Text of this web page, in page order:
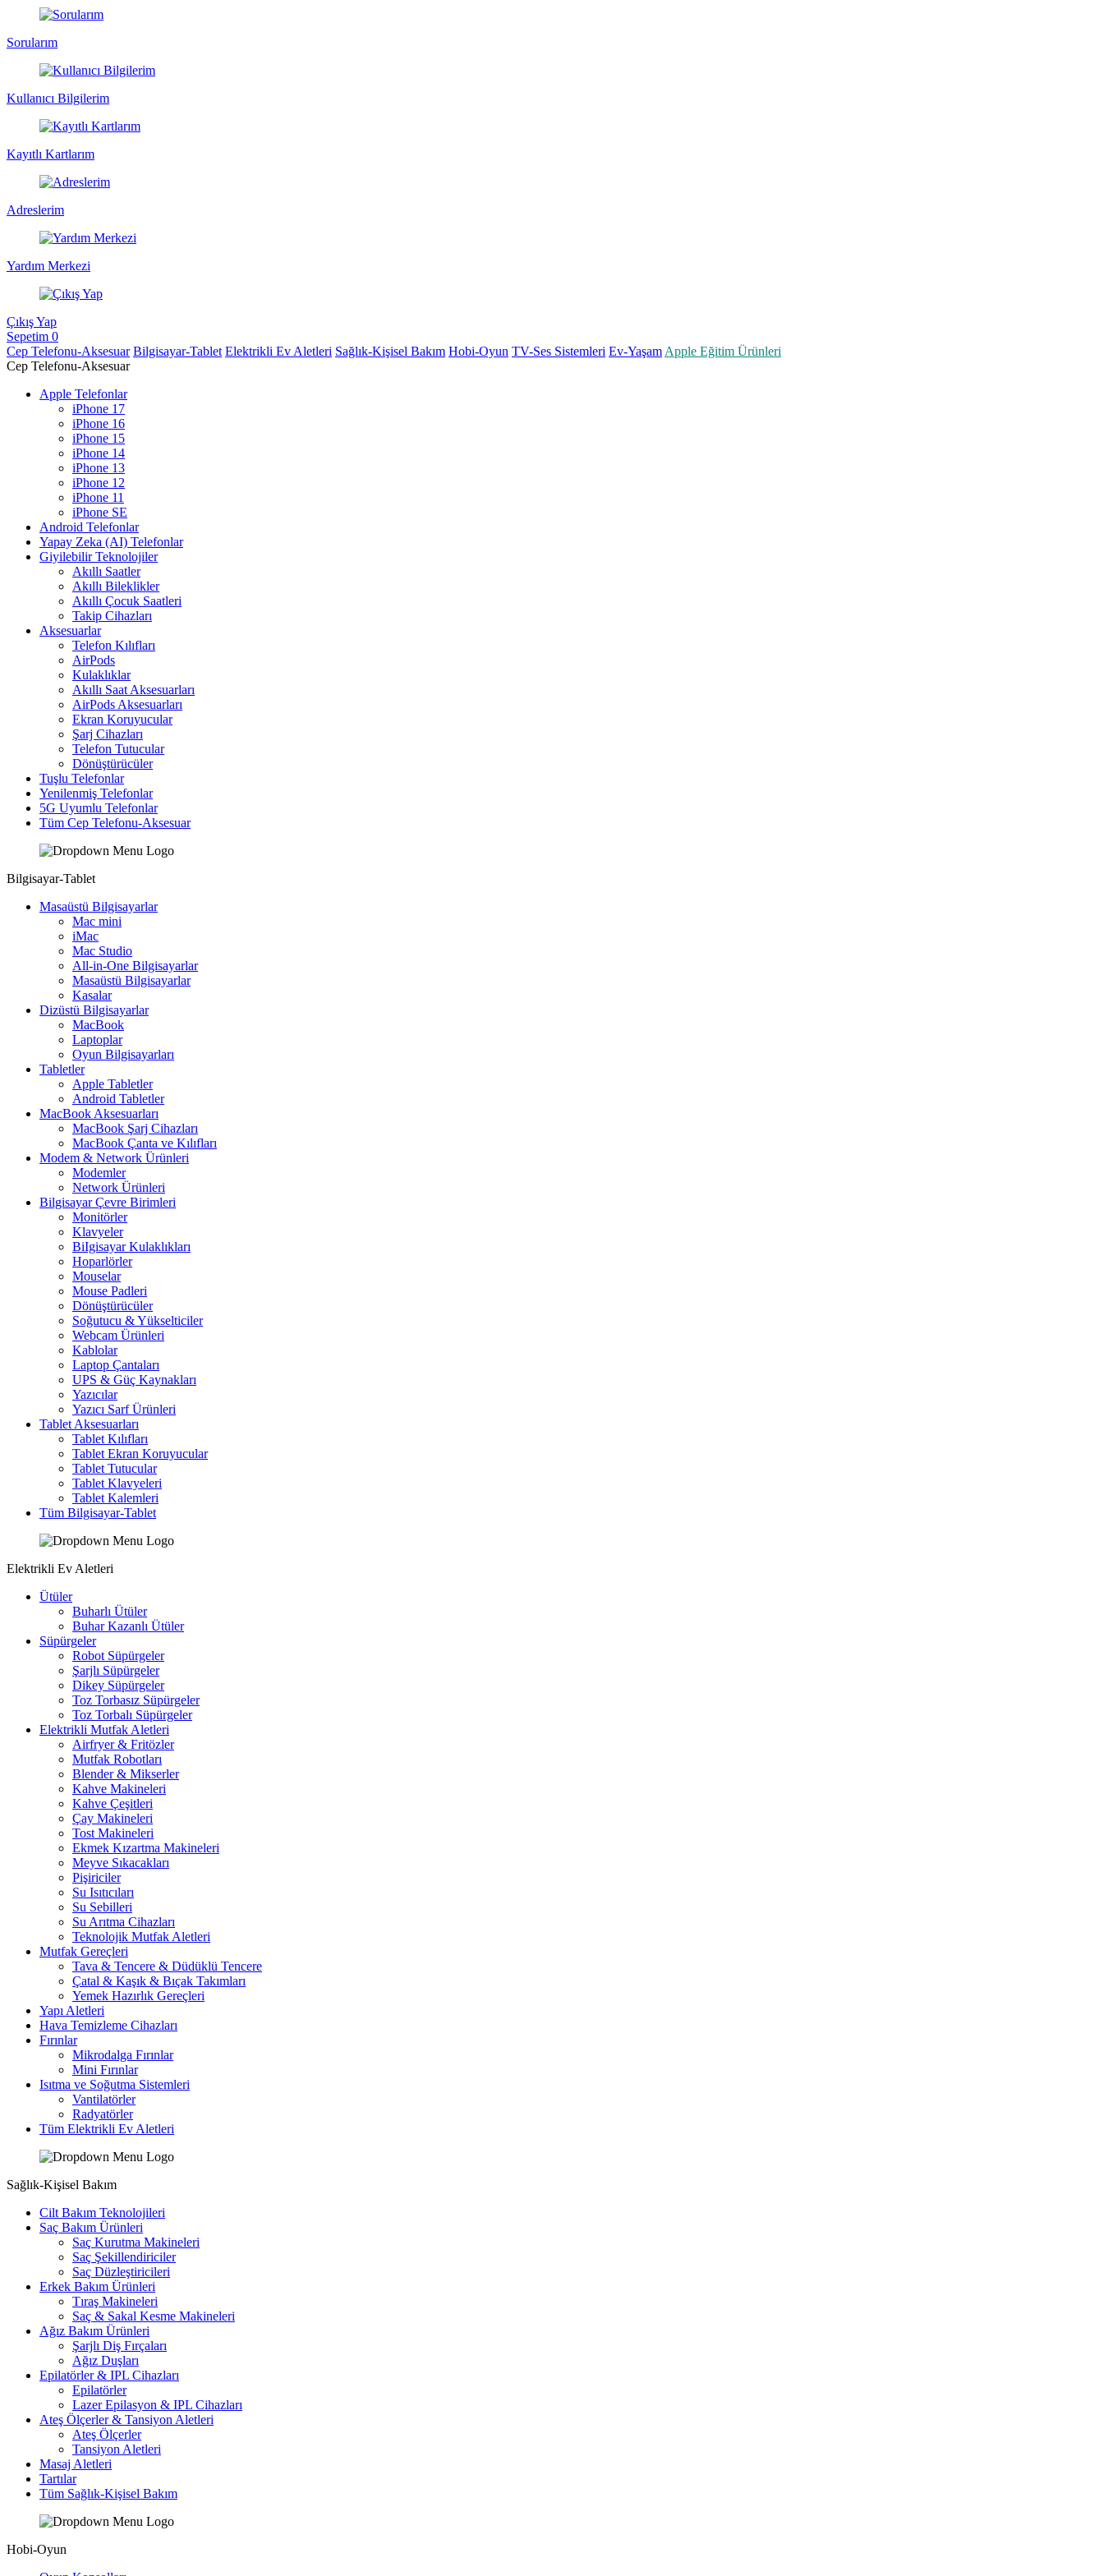
Sorularım
Kullanıcı Bilgilerim
Kayıtlı Kartlarım
Adreslerim
Yardım Merkezi
Çıkış Yap
Sepetim 0
Cep Telefonu-Aksesuar Bilgisayar-Tablet Elektrikli Ev Aletleri Sağlık-Kişisel Bakım Hobi-Oyun TV-Ses Sistemleri Ev-Yaşam Apple Eğitim Ürünleri
Cep Telefonu-Aksesuar
Apple Telefonlar
iPhone 17
iPhone 16
iPhone 15
iPhone 14
iPhone 13
iPhone 12
iPhone 11
iPhone SE
Android Telefonlar
Yapay Zeka (AI) Telefonlar
Giyilebilir Teknolojiler
Akıllı Saatler
Akıllı Bileklikler
Akıllı Çocuk Saatleri
Takip Cihazları
Aksesuarlar
Telefon Kılıfları
AirPods
Kulaklıklar
Akıllı Saat Aksesuarları
AirPods Aksesuarları
Ekran Koruyucular
Şarj Cihazları
Telefon Tutucular
Dönüştürücüler
Tuşlu Telefonlar
Yenilenmiş Telefonlar
5G Uyumlu Telefonlar
Tüm Cep Telefonu-Aksesuar
Bilgisayar-Tablet
Masaüstü Bilgisayarlar
Mac mini
iMac
Mac Studio
All-in-One Bilgisayarlar
Masaüstü Bilgisayarlar
Kasalar
Dizüstü Bilgisayarlar
MacBook
Laptoplar
Oyun Bilgisayarları
Tabletler
Apple Tabletler
Android Tabletler
MacBook Aksesuarları
MacBook Şarj Cihazları
MacBook Çanta ve Kılıfları
Modem & Network Ürünleri
Modemler
Network Ürünleri
Bilgisayar Çevre Birimleri
Monitörler
Klavyeler
BiIgisayar Kulaklıkları
Hoparlörler
Mouselar
Mouse Padleri
Dönüştürücüler
Soğutucu & Yükselticiler
Webcam Ürünleri
Kablolar
Laptop Çantaları
UPS & Güç Kaynakları
Yazıcılar
Yazıcı Sarf Ürünleri
Tablet Aksesuarları
Tablet Kılıfları
Tablet Ekran Koruyucular
Tablet Tutucular
Tablet Klavyeleri
Tablet Kalemleri
Tüm Bilgisayar-Tablet
Elektrikli Ev Aletleri
Ütüler
Buharlı Ütüler
Buhar Kazanlı Ütüler
Süpürgeler
Robot Süpürgeler
Şarjlı Süpürgeler
Dikey Süpürgeler
Toz Torbasız Süpürgeler
Toz Torbalı Süpürgeler
Elektrikli Mutfak Aletleri
Airfryer & Fritözler
Mutfak Robotları
Blender & Mikserler
Kahve Makineleri
Kahve Çeşitleri
Çay Makineleri
Tost Makineleri
Ekmek Kızartma Makineleri
Meyve Sıkacakları
Pişiriciler
Su Isıtıcıları
Su Sebilleri
Su Arıtma Cihazları
Teknolojik Mutfak Aletleri
Mutfak Gereçleri
Tava & Tencere & Düdüklü Tencere
Çatal & Kaşık & Bıçak Takımları
Yemek Hazırlık Gereçleri
Yapı Aletleri
Hava Temizleme Cihazları
Fırınlar
Mikrodalga Fırınlar
Mini Fırınlar
Isıtma ve Soğutma Sistemleri
Vantilatörler
Radyatörler
Tüm Elektrikli Ev Aletleri
Sağlık-Kişisel Bakım
Cilt Bakım Teknolojileri
Saç Bakım Ürünleri
Saç Kurutma Makineleri
Saç Şekillendiriciler
Saç Düzleştiricileri
Erkek Bakım Ürünleri
Tıraş Makineleri
Saç & Sakal Kesme Makineleri
Ağız Bakım Ürünleri
Şarjlı Diş Fırçaları
Ağız Duşları
Epilatörler & IPL Cihazları
Epilatörler
Lazer Epilasyon & IPL Cihazları
Ateş Ölçerler & Tansiyon Aletleri
Ateş Ölçerler
Tansiyon Aletleri
Masaj Aletleri
Tartılar
Tüm Sağlık-Kişisel Bakım
Hobi-Oyun